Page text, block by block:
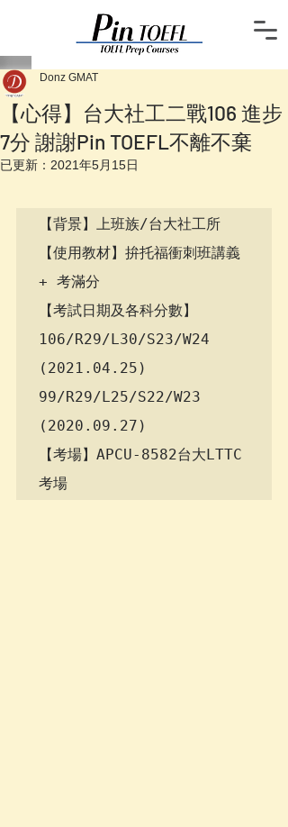
【心得】台大社工二戰106 進步
7分 謝謝Pin TOEFL不離不棄
Donz GMAT
已更新： 2021年5月15日
【背景】上班族/台大社工所
【使用教材】拚托福衝刺班講義
+ 考滿分
【考試日期及各科分數】
106/R29/L30/S23/W24
(2021.04.25)
99/R29/L25/S22/W23
(2020.09.27)
【考場】APCU-8582台大LTTC
考場